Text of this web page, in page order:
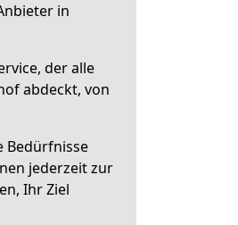
in
der alle
abdeckt, von
Bedürfnisse
jederzeit zur
Ihr Ziel